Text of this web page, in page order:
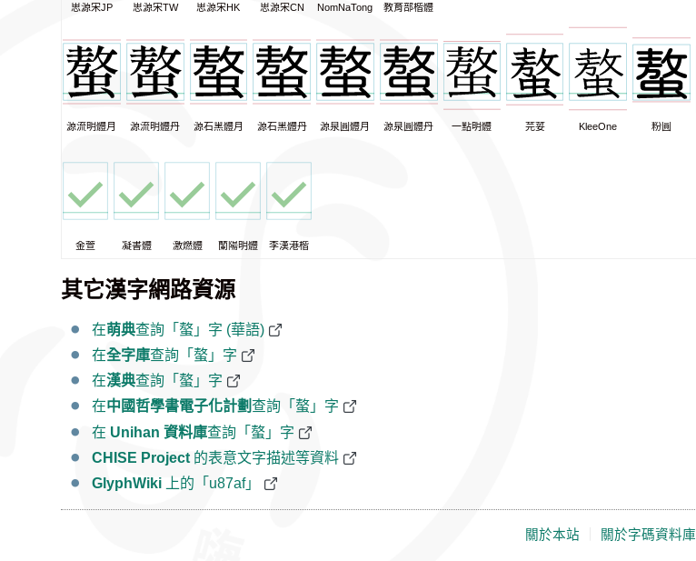
思源宋JP 思源宋TW 思源宋HK 思源宋CN NomNaTong 教育部楷體
源流明體月 源流明體丹 源石黑體月 源石黑體丹 源泉圓體月 源泉圓體丹 一點明體 芫荽 KleeOne 粉圓
金萱 凝書體 激燃體 蘭陽明體 李漢港楷
其它漢字網路資源
在萌典查詢「螯」字 (華語)
在全字庫查詢「螯」字
在漢典查詢「螯」字
在中國哲學書電子化計劃 查詢「螯」字
在 Unihan 資料庫查詢「螯」字
CHISE Project 的表意文字描述等資料
GlyphWiki 上的「u87af」
關於本站 關於字碼資料庫